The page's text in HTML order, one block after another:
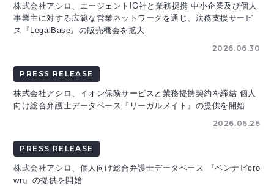
株式会社アシロ、エージェントIG社と業務提携 中小企業及び個人
事業主に対する広範な営業ネットワークを通じ、法務支援サービ
ス『LegalBase』の販売機会を拡大
2026.06.30
PRESS RELEASE
株式会社アシロ、イオン保険サービスと業務提携契約を締結 個人
向け総合弁護士データベース『リーガルメイト』の提供を開始
2026.06.26
PRESS RELEASE
株式会社アシロ、個人向け総合弁護士データベース 『ベンナビcro
wn』の提供を開始